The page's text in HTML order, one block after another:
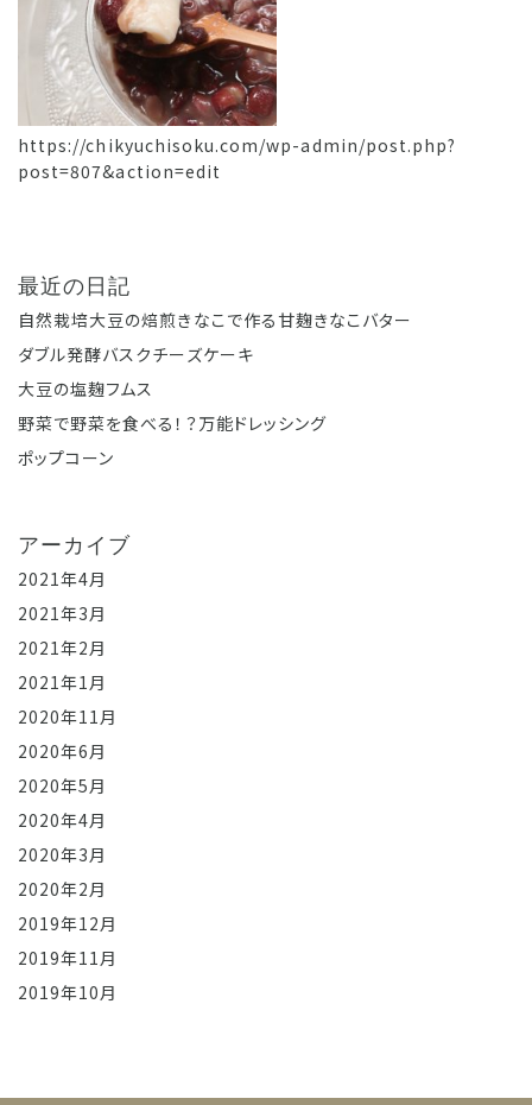
https://chikyuchisoku.com/wp-admin/post.php?
post=807&action=edit
最近の日記
自然栽培大豆の焙煎きなこで作る甘麹きなこバター
ダブル発酵バスクチーズケーキ
大豆の塩麹フムス
野菜で野菜を食べる！？万能ドレッシング
ポップコーン
アーカイブ
2021年4月
2021年3月
2021年2月
2021年1月
2020年11月
2020年6月
2020年5月
2020年4月
2020年3月
2020年2月
2019年12月
2019年11月
2019年10月